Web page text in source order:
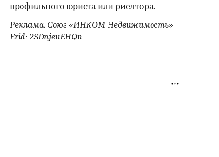
профильного юриста или риелтора.
Реклама. Союз «ИНКОМ-Недвижимость»
Erid: 2SDnjeuEHQn